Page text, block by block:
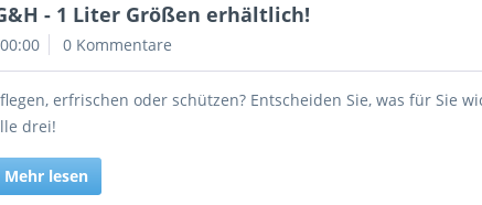
- 1 Liter Größen erhältlich!
0 Kommentare
erfrischen oder schützen? Entscheiden Sie, was für Sie
drei!
Mehr lesen